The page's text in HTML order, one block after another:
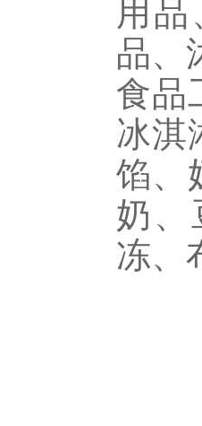
用
品、
食品
冰淇
馅、
奶、
冻、